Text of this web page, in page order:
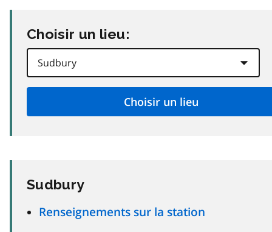
Choisir un lieu:
Sudbury
Renseignements sur la station